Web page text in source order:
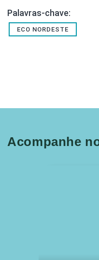
Palavras-chave:
ECO NORDESTE
Acompanhe